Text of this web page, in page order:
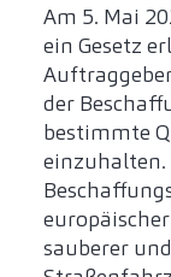
Am 5. Mai
ein Gesetz
der
bestimmte
einzuhalten.
sauberer